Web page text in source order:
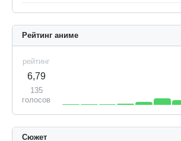
Рейтинг аниме
рейтинг
6,79
135
голосов
Сюжет